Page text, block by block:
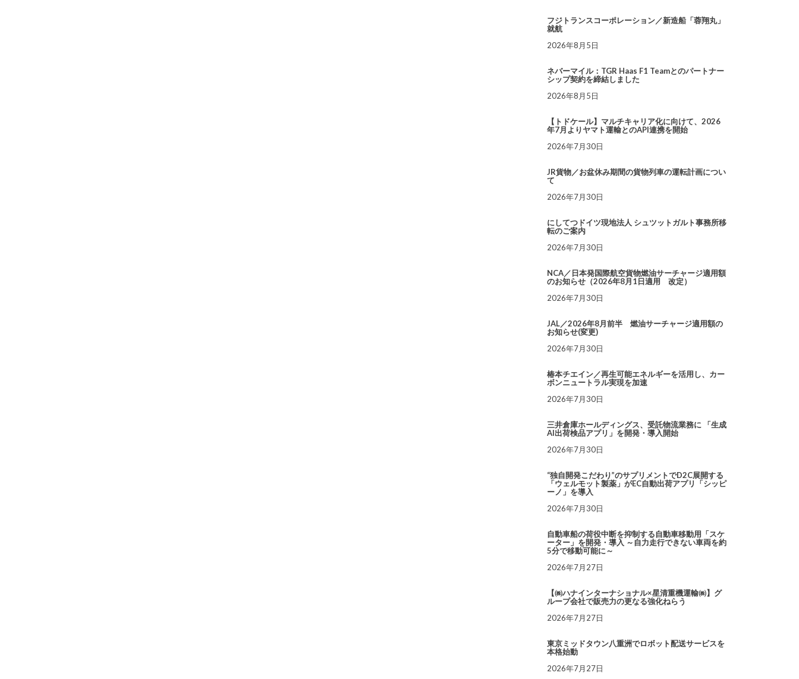
フジトランスコーポレーション／新造船「蓉翔丸」
就航
2026年8月5日
ネバーマイル：TGR Haas F1 Teamとのパートナー
シップ契約を締結しました
2026年8月5日
【トドケール】マルチキャリア化に向けて、2026
年7月よりヤマト運輸とのAPI連携を開始
2026年7月30日
JR貨物／お盆休み期間の貨物列車の運転計画につい
て
2026年7月30日
にしてつドイツ現地法人 シュツットガルト事務所移
転のご案内
2026年7月30日
NCA／日本発国際航空貨物燃油サーチャージ適用額
のお知らせ（2026年8月1日適用 改定）
2026年7月30日
JAL／2026年8月前半 燃油サーチャージ適用額の
お知らせ(変更)
2026年7月30日
椿本チエイン／再生可能エネルギーを活用し、カー
ボンニュートラル実現を加速
2026年7月30日
三井倉庫ホールディングス、受託物流業務に 「生成
AI出荷検品アプリ」を開発・導入開始
2026年7月30日
“独自開発こだわり”のサプリメントでD2C展開する
「ウェルモット製薬」がEC自動出荷アプリ「シッピ
ーノ」を導入
2026年7月30日
自動車船の荷役中断を抑制する自動車移動用「スケ
ーター」を開発・導入 ～自力走行できない車両を約
5分で移動可能に～
2026年7月27日
【㈱ハナインターナショナル×星清重機運輸㈱】グ
ループ会社で販売力の更なる強化ねらう
2026年7月27日
東京ミッドタウン八重洲でロボット配送サービスを
本格始動
2026年7月27日